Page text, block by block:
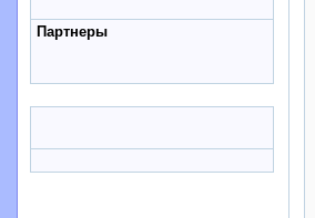
Партнеры